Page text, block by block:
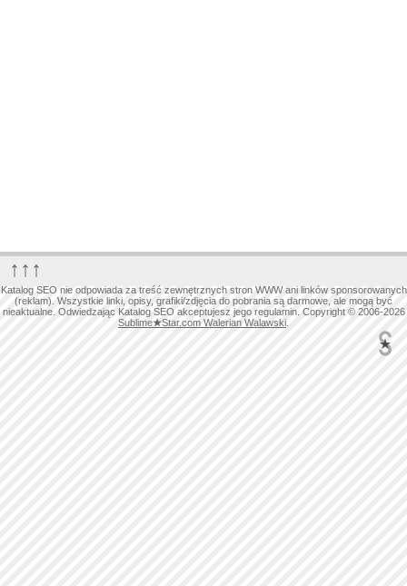
↑↑↑
Katalog SEO nie odpowiada za treść zewnętrznych stron WWW ani linków sponsorowanych
(reklam). Wszystkie linki, opisy, grafiki/zdjęcia do pobrania są darmowe, ale mogą być
nieaktualne. Odwiedzając Katalog SEO akceptujesz jego regulamin. Copyright © 2006-2026
Sublime★Star.com Walerian Walawski